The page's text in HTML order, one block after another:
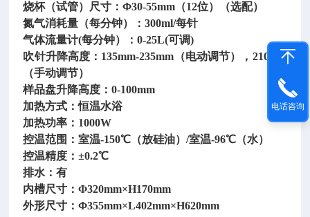
烧杯（试管）尺寸：Φ30-55mm（12位）（选配）
氮气消耗量（每分钟）：300ml/每针
气体流量计(每分钟）：0-25L(可调)
吹针升降高度： 135mm-235mm（电动调节），210mm
（手动调节）
样品盘升降高度：0-100mm
加热方式：恒温水浴
加热功率： 1000W
控温范围：室温-150℃（放硅油）/室温-96℃（水）
控温精度：±0.2℃
排水：有
内槽尺寸：Φ320mm×H170mm
外形尺寸：Φ355mm×L402mm×H620mm
电话咨询